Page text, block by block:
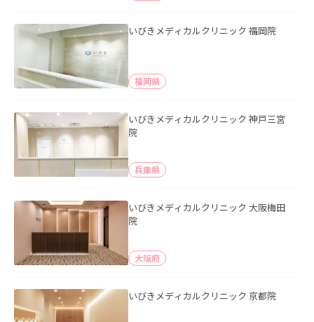
いびきメディカルクリニック 福岡院
福岡県
いびきメディカルクリニック 神戸三宮
院
兵庫県
いびきメディカルクリニック 大阪梅田
院
大阪府
いびきメディカルクリニック 京都院